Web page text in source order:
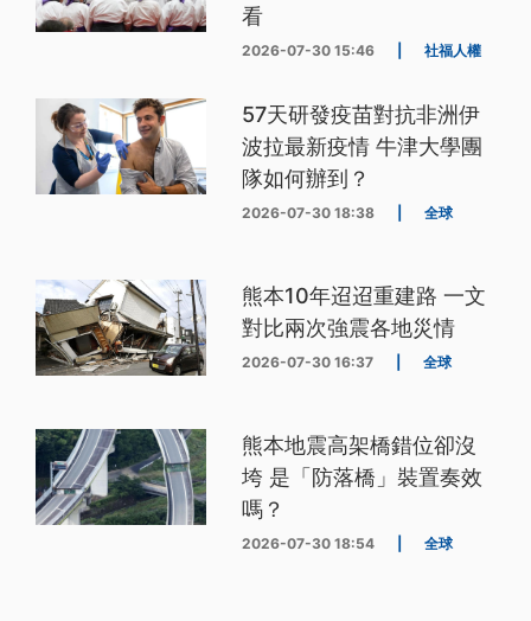
看
2026-07-30 15:46 社福人權
57天研發疫苗對抗非洲伊
波拉最新疫情 牛津大學團
隊如何辦到？
2026-07-30 18:38 全球
熊本10年迢迢重建路 一文
對比兩次強震各地災情
2026-07-30 16:37 全球
熊本地震高架橋錯位卻沒
垮 是「防落橋」裝置奏效
嗎？
2026-07-30 18:54 全球